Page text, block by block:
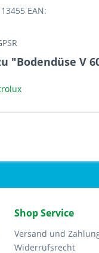
EAN:
V
Shop Service
Versand und
Widerrufsrecht